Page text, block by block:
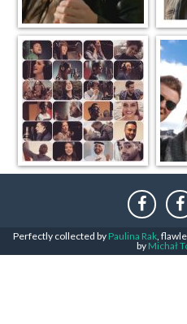
Perfectly collected by Paulina Rak,
by Michał